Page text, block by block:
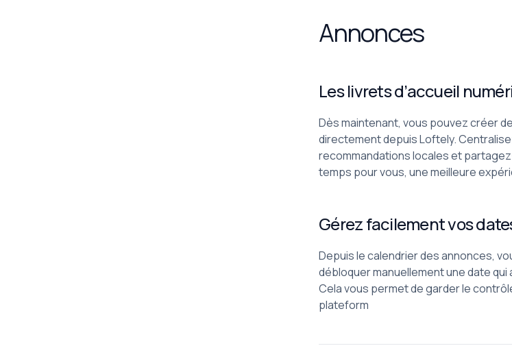
Annonces
Les livrets d’accueil
Dès maintenant, vous pouvez créer
directement depuis Loftely.
recommandations locales et
temps pour vous, une meilleure
Gérez facilement vos
Depuis le calendrier des annonces,
débloquer manuellement une date
Cela vous permet de garder le
plateform